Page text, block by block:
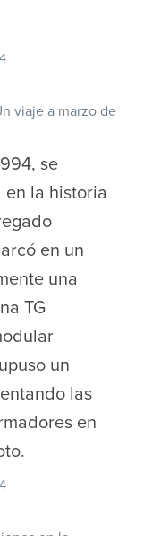
viaje a marzo de
se
la historia
en un
una
TG
un
las
en